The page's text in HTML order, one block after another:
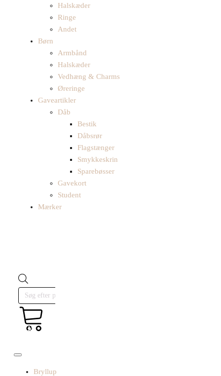
Halskæder
Ringe
Andet
Børn
Armbånd
Halskæder
Vedhæng & Charms
Øreringe
Gaveartikler
Dåb
Bestik
Dåbsrør
Flagstænger
Smykkeskrin
Sparebøsser
Gavekort
Student
Mærker
Products
search
0,00
kr.
Bryllup